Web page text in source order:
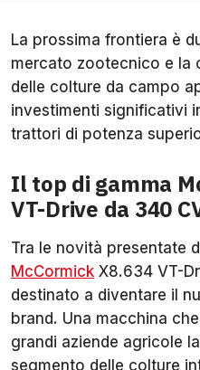
La prossima frontiera è
mercato zootecnico e la
delle colture da campo
investimenti significativi
trattori di potenza
Il top di gamma
VT-Drive da 340
Tra le novità presentate
McCormick X8.634 VT-
destinato a diventare il
brand. Una macchina
grandi aziende agricole
segmento delle colture